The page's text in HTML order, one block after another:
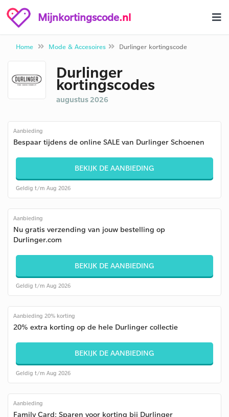
Mijnkortingscode.nl
Home Mode & Accesoires Durlinger kortingscode
Durlinger
kortingscodes
augustus 2026
Aanbieding
Bespaar tijdens de online SALE van Durlinger Schoenen
BEKIJK DE AANBIEDING
Geldig t/m Aug 2026
Aanbieding
Nu gratis verzending van jouw bestelling op
Durlinger.com
BEKIJK DE AANBIEDING
Geldig t/m Aug 2026
Aanbieding 20% korting
20% extra korting op de hele Durlinger collectie
BEKIJK DE AANBIEDING
Geldig t/m Aug 2026
Aanbieding
Family Card: Sparen voor korting bij Durlinger